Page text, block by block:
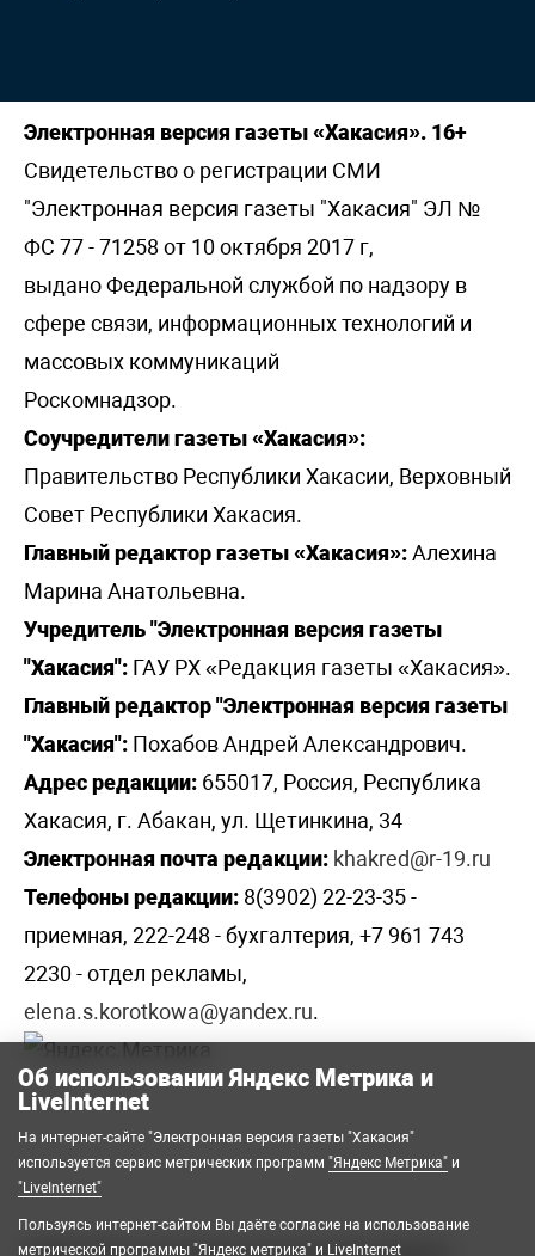
Электронная версия газеты «Хакасия». 16+
Свидетельство о регистрации СМИ
"Электронная версия газеты "Хакасия" ЭЛ №
ФС 77 - 71258 от 10 октября 2017 г,
выдано Федеральной службой по надзору в
сфере связи, информационных технологий и
массовых коммуникаций
Роскомнадзор.
Соучредители газеты «Хакасия»:
Правительство Республики Хакасии, Верховный
Совет Республики Хакасия.
Главный редактор газеты «Хакасия»:Алехина
Марина Анатольевна.
Учредитель "Электронная версия газеты
"Хакасия": ГАУ РХ «Редакция газеты «Хакасия».
Главный редактор "Электронная версия газеты
"Хакасия": Похабов Андрей Александрович.
Адрес редакции: 655017, Россия, Республика
Хакасия, г. Абакан, ул. Щетинкина, 34
Электронная почта редакции: khakred@r-19.ru
Телефоны редакции: 8(3902) 22-23-35 -
приемная, 222-248 - бухгалтерия, +7 961 743
2230 - отдел рекламы,
elena.s.korotkowa@yandex.ru.
Об использовании Яндекс Метрика и
LiveInternet
На интернет-сайте "Электронная версия газеты "Хакасия"
используется сервис метрических программ "Яндекс Метрика" и
"LiveInternet"
Пользуясь интернет-сайтом Вы даёте согласие на использование
метрической программы "Яндекс метрика" и LiveInternet